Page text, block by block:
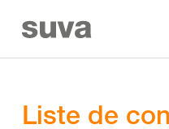
Liste de